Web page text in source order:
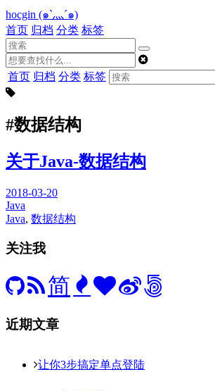
hocgin (๑`灬´๑)
首页 归档 分类 标签
首页 归档 分类 标签
#数据结构
关于Java-数据结构
2018-03-20
Java
Java, 数据结构
关注我
简
近期文章
让你3步搞定单点登陆